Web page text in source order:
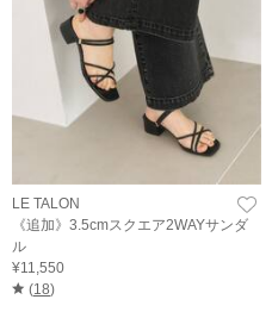
LE TALON
《追加》3.5cmスクエア2WAYサンダ
ル
¥11,550
(18)